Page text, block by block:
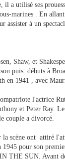
il a utilisé ses
marines . En
assister à un
Shaw, et
puis débuts à
en 1941 , avec
l'actrice
et Peter Ray.
couple a divorcé.
la scène ont attiré
1945 pour son
THE SUN. Avant